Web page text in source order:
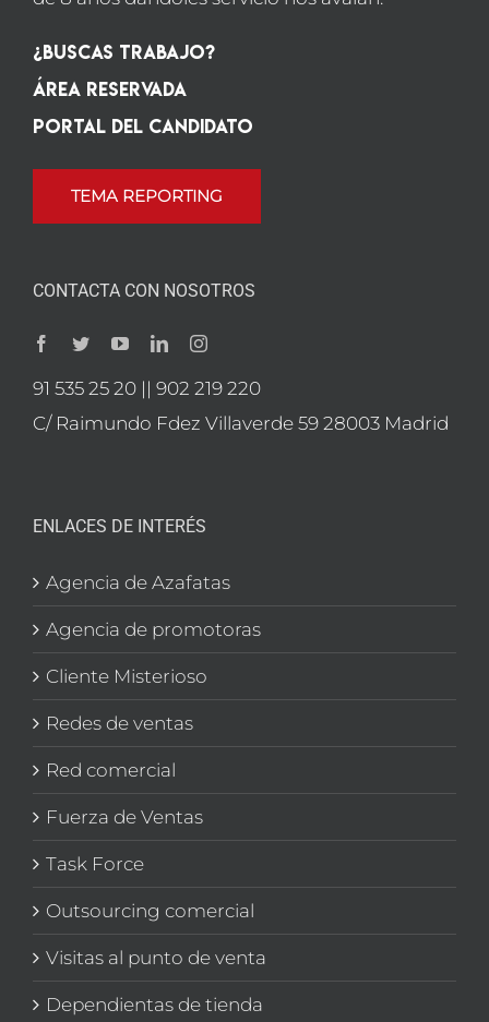
¿Buscas Trabajo?
Área Reservada
Portal del candidato
TEMA REPORTING
CONTACTA CON NOSOTROS
91 535 25 20 || 902 219 220
C/ Raimundo Fdez Villaverde 59 28003 Madrid
ENLACES DE INTERÉS
Agencia de Azafatas
Agencia de promotoras
Cliente Misterioso
Redes de ventas
Red comercial
Fuerza de Ventas
Task Force
Outsourcing comercial
Visitas al punto de venta
Dependientas de tienda